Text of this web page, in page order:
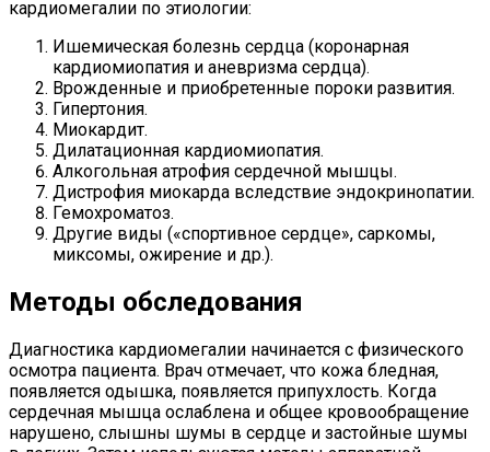
кардиомегалии по этиологии:
Ишемическая болезнь сердца (коронарная
кардиомиопатия и аневризма сердца).
Врожденные и приобретенные пороки развития.
Гипертония.
Миокардит.
Дилатационная кардиомиопатия.
Алкогольная атрофия сердечной мышцы.
Дистрофия миокарда вследствие эндокринопатии.
Гемохроматоз.
Другие виды («спортивное сердце», саркомы,
миксомы, ожирение и др.).
Методы обследования
Диагностика кардиомегалии начинается с физического
осмотра пациента. Врач отмечает, что кожа бледная,
появляется одышка, появляется припухлость. Когда
сердечная мышца ослаблена и общее кровообращение
нарушено, слышны шумы в сердце и застойные шумы